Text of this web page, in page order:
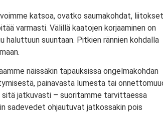
katsoa, ovatko saumakohdat,
varmasti. Välillä kaatojen korjaaminen on
haluttuun suuntaan. Pitkien rännien kohdalla
näissäkin tapauksissa ongelmakohdan
painavasta lumesta tai
sitä jatkuvasti – suoritamme tarvittaessa
sadevedet ohjautuvat jatkossakin pois